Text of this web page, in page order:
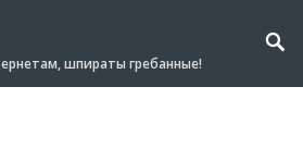
шпираты гребанные!